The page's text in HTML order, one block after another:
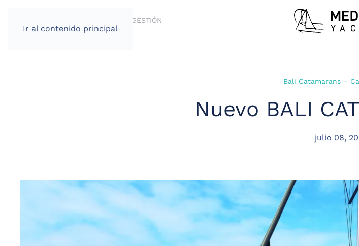
Ir al contenido principal
GESTIÓN
Bali Catamarans –
Nuevo BALI
julio 08,